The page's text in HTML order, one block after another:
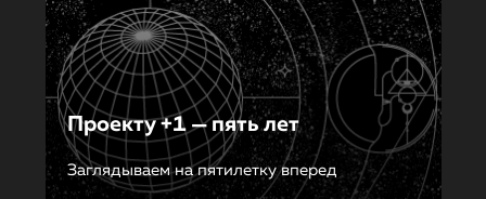
Проекту +1 — пять лет
Заглядываем на пятилетку вперед